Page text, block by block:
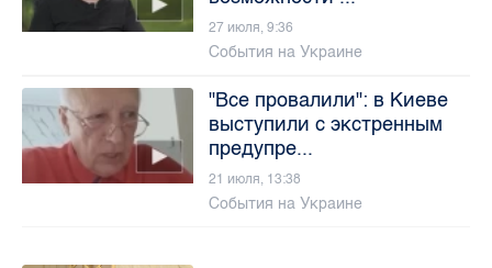
27 июля, 9:36
События на Украине
"Все провалили": в Киеве
выступили с экстренным
предупре...
21 июля, 13:38
События на Украине